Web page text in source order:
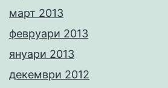
март 2013
февруари 2013
януари 2013
декември 2012